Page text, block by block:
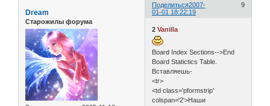
Поделиться 9
2007-
01-01 18:22:19
Dream
Старожилы форума
2Vanilla
Board Index Sections-->End
Board Statictics Table.
Вставляешь-
<tr>
<td class='pformstrip'
colspan='2'>Наши